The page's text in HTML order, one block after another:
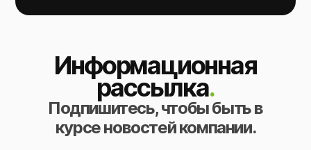
Информационная
рассылка.
Подпишитесь, чтобы быть в
курсе новостей компании.